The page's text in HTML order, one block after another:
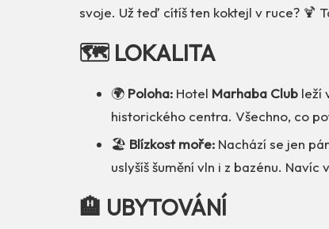
svoje. Už teď cítíš ten koktejl v ruce? 🍹
🗺️ LOKALITA
🌍 Poloha: Hotel Marhaba Club leží
historického centra. Všechno, co
🏖️ Blízkost moře: Nachází se jen
uslyšíš šumění vln i z bazénu.
🏨 UBYTOVÁNÍ